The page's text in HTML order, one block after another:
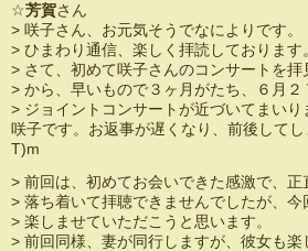
☆芳賀さん
> 咲子さん、お元気そうでなによりです。
> ひまわり通信、楽しく拝読しております。
> さて、初めて咲子さんのコンサートを拝
> から、早いもので３ヶ月がたち、６月２
> ジョイントコンサートが近づいてまいり
咲子です。お返事が遅くなり、前後して
T)m
> 前回は、初めてお会いできた感激で、正
> 落ち着いて拝聴できませんでしたが、今
> 楽しませていただこうと思います。
> 前回同様、妻が同行しますが、彼女も楽